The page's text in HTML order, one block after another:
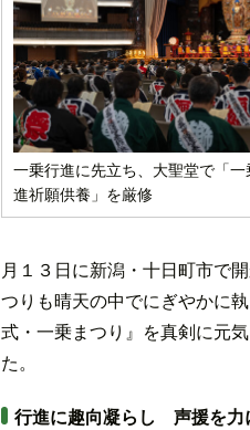
一乗行進に先立ち、大聖堂で「一
進祈願供養」を厳修
月１３日に新潟・十日町市で
つりも晴天の中でにぎやかに
式・一乗まつり』を真剣に元
た。
行進に趣向凝らし 声援を